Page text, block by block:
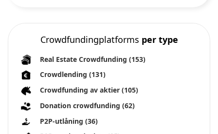
Crowdfundingplatforms per type
Real Estate Crowdfunding (153)
Crowdlending (131)
Crowdfunding av aktier (105)
Donation crowdfunding (62)
P2P-utlåning (36)